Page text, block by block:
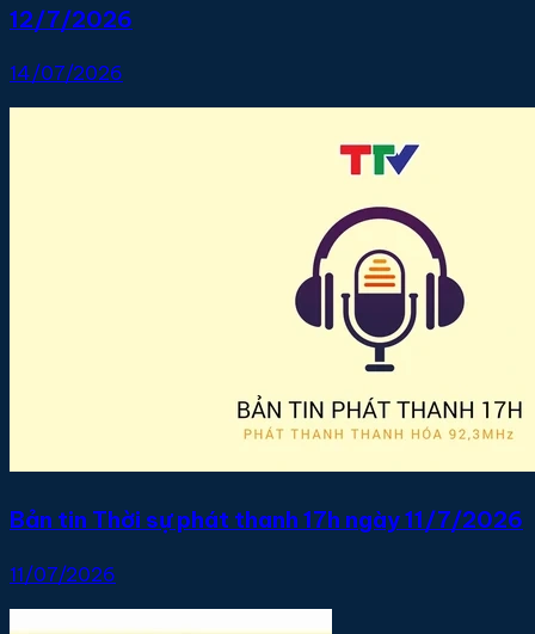
12/7/2026
14/07/2026
Bản tin Thời sự phát thanh 17h ngày 11/7/2026
11/07/2026